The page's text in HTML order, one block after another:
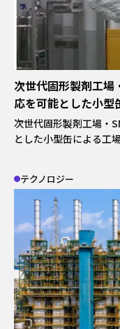
次世代固形製剤工場
応を可能とした小型
次世代固形製剤工場・
とした小型缶による工
テクノロジー